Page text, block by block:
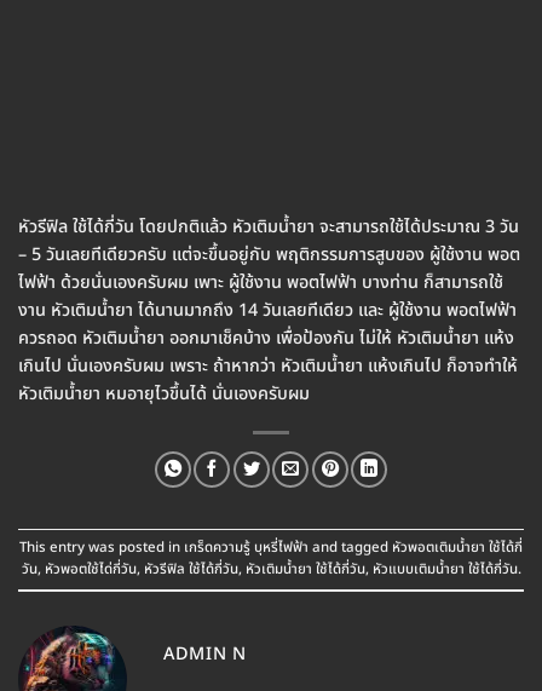
หัวรีฟิล ใช้ได้กี่วัน โดยปกติแล้ว หัวเติมน้ำยา จะสามารถใช้ได้ประมาณ 3 วัน
– 5 วันเลยทีเดียวครับ แต่จะขึ้นอยู่กับ พฤติกรรมการสูบของ ผู้ใช้งาน พอต
ไฟฟ้า ด้วยนั่นเองครับผม เพาะ ผู้ใช้งาน พอตไฟฟ้า บางท่าน ก็สามารถใช้
งาน หัวเติมน้ำยา ได้นานมากถึง 14 วันเลยทีเดียว และ ผู้ใช้งาน พอตไฟฟ้า
ควรถอด หัวเติมน้ำยา ออกมาเช็คบ้าง เพื่อป้องกัน ไม่ให้ หัวเติมน้ำยา แห้ง
เกินไป นั่นเองครับผม เพราะ ถ้าหากว่า หัวเติมน้ำยา แห้งเกินไป ก็อาจทำให้
หัวเติมน้ำยา หมอายุไวขึ้นได้ นั่นเองครับผม
This entry was posted in เกร็ดความรู้ บุหรี่ไฟฟ้า and tagged หัวพอตเติมน้ำยา ใช้ได้กี่
วัน, หัวพอตใช้ได่กี่วัน, หัวรีฟิล ใช้ได้กี่วัน, หัวเติมน้ำยา ใช้ได้กี่วัน, หัวแบบเติมน้ำยา ใช้ได้กี่วัน.
ADMIN N